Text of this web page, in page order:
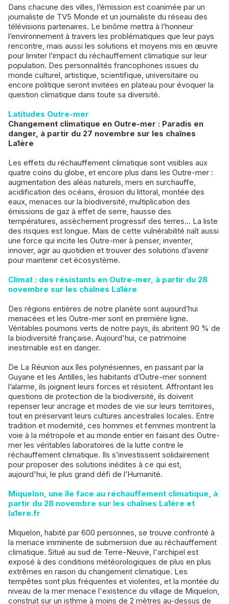
Dans chacune des villes, l’émission est coanimée par un
journaliste de TV5 Monde et un journaliste du réseau des
télévisions partenaires. Le binôme mettra à l’honneur
l’environnement à travers les problématiques que leur pays
rencontre, mais aussi les solutions et moyens mis en œuvre
pour limiter l’impact du réchauffement climatique sur leur
population. Des personnalités francophones issues du
monde culturel, artistique, scientifique, universitaire ou
encore politique seront invitées en plateau pour évoquer la
question climatique dans toute sa diversité.
Latitudes Outre-mer
Changement climatique en Outre-mer : Paradis en
danger, à partir du 27 novembre sur les chaînes
La1ère
Les effets du réchauffement climatique sont visibles aux
quatre coins du globe, et encore plus dans les Outre-mer :
augmentation des aléas naturels, mers en surchauffe,
acidification des océans, érosion du littoral, montée des
eaux, menaces sur la biodiversité, multiplication des
émissions de gaz à effet de serre, hausse des
températures, assèchement progressif des terres… La liste
des risques est longue. Mais de cette vulnérabilité naît aussi
une force qui incite les Outre-mer à penser, inventer,
innover, agir au quotidien et trouver des solutions d’avenir
pour maintenir cet écosystème.
Climat : des résistants en Outre-mer, à partir du 28
novembre sur les chaînes La1ère
Des régions entières de notre planète sont aujourd’hui
menacées et les Outre-mer sont en première ligne.
Véritables poumons verts de notre pays, ils abritent 90 % de
la biodiversité française. Aujourd'hui, ce patrimoine
inestimable est en danger.
De La Réunion aux îles polynésiennes, en passant par la
Guyane et les Antilles, les habitants d’Outre-mer sonnent
l’alarme, ils joignent leurs forces et résistent. Affrontant les
questions de protection de la biodiversité, ils doivent
repenser leur ancrage et modes de vie sur leurs territoires,
tout en préservant leurs cultures ancestrales locales. Entre
tradition et modernité, ces hommes et femmes montrent la
voie à la métropole et au monde entier en faisant des Outre-
mer les véritables laboratoires de la lutte contre le
réchauffement climatique. Ils s’investissent solidairement
pour proposer des solutions inédites à ce qui est,
aujourd'hui, le plus grand défi de l’Humanité.
Miquelon, une île face au réchauffement climatique, à
partir du 28 novembre sur les chaînes La1ère et
la1ere.fr
Miquelon, habité par 600 personnes, se trouve confronté à
la menace imminente de submersion due au réchauffement
climatique. Situé au sud de Terre-Neuve, l'archipel est
exposé à des conditions météorologiques de plus en plus
extrêmes en raison du changement climatique. Les
tempêtes sont plus fréquentes et violentes, et la montée du
niveau de la mer menace l'existence du village de Miquelon,
construit sur un isthme à moins de 2 mètres au-dessus de